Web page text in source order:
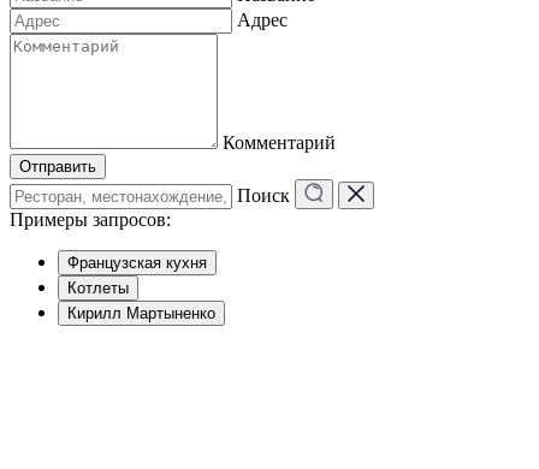
Адрес
Комментарий
Отправить
Поиск
Примеры запросов:
Французская кухня
Котлеты
Кирилл Мартыненко